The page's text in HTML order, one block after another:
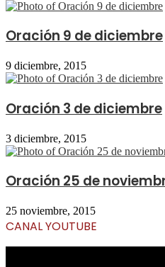
Oración 9 de diciembre
9 diciembre, 2015
Oración 3 de diciembre
3 diciembre, 2015
Oración 25 de
25 noviembre, 2015
CANAL YOUTUBE